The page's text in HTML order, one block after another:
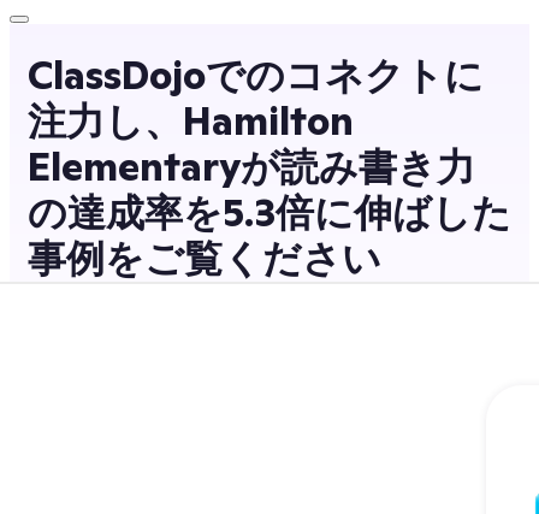
ClassDojoでのコネクトに
注力し、Hamilton
Elementaryが読み書き力
の達成率を5.3倍に伸ばした
事例をご覧ください